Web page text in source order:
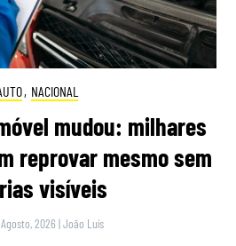
, NACIONAL
mudou: milhares
reprovar mesmo sem
visíveis
2026 |João Luís